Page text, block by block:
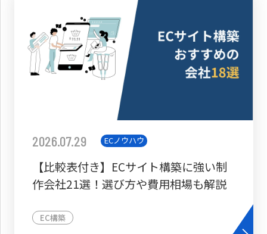
2026.07.29 ECノウハウ
【比較表付き】ECサイト構築に強い制
作会社21選！選び方や費用相場も解説
EC構築